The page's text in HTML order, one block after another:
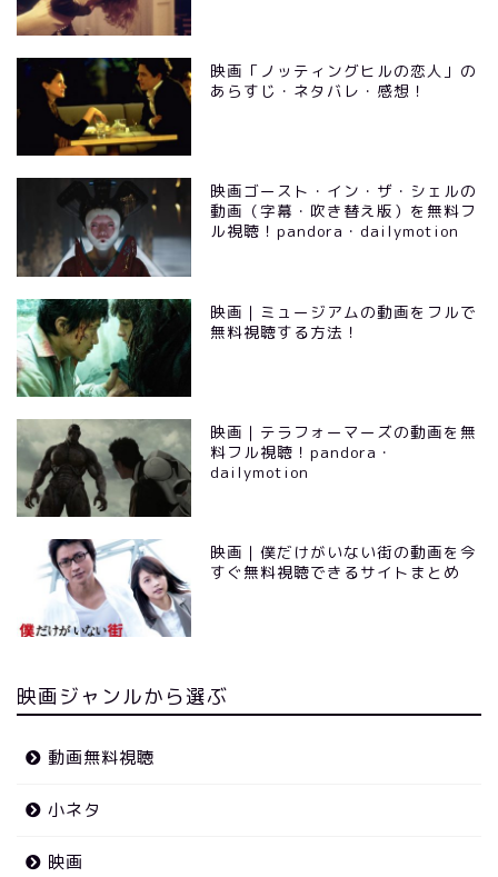
映画「ノッティングヒルの恋人」の
あらすじ・ネタバレ・感想！
映画ゴースト・イン・ザ・シェルの
動画（字幕・吹き替え版）を無料フ
ル視聴！pandora・dailymotion
映画｜ミュージアムの動画をフルで
無料視聴する方法！
映画｜テラフォーマーズの動画を無
料フル視聴！pandora・
dailymotion
映画｜僕だけがいない街の動画を今
すぐ無料視聴できるサイトまとめ
映画ジャンルから選ぶ
動画無料視聴
小ネタ
映画